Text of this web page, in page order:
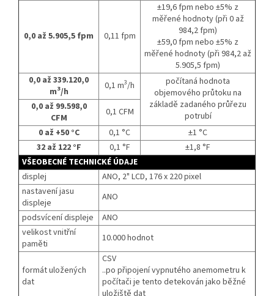
0,0 až 5.905,5 fpm 0,11 fpm
±19,6 fpm nebo ±5% z
měřené hodnoty (při 0 až
984,2 fpm)
±59,0 fpm nebo ±5% z
měřené hodnoty (při 984,2 až
5.905,5 fpm)
0,0 až 339.120,0
m3/h 0,1 m3/h
počítaná hodnota
objemového průtoku na
základě zadaného průřezu
potrubí
0,0 až 99.598,0
CFM
0,1 CFM
0 až +50 °C
0,1 °C
±1 °C
32 až 122 °F
0,1 °F
±1,8 °F
VŠEOBECNÉ TECHNICKÉ ÚDAJE
displej
ANO, 2" LCD, 176 x 220 pixel
nastavení jasu
displeje
ANO
podsvícení displeje
ANO
velikost vnitřní
paměti
10.000 hodnot
formát uložených
dat
CSV
..po připojení vypnutého anemometru k
počítači je tento detekován jako běžné
uložiště dat